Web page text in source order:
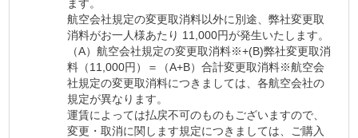
ます。
航空会社規定の変更取消料以外に別途、弊社変更取
消料がお一人様あたり 11,000円が発生いたします。
（A）航空会社規定の変更取消料※+(B)弊社変更取消
料（11,000円）＝（A+B）合計変更取消料※航空会
社規定の変更取消料につきましては、各航空会社の
規定が異なります。
運賃によっては払戻不可のものもございますので、
変更・取消に関します規定につきましては、ご購入